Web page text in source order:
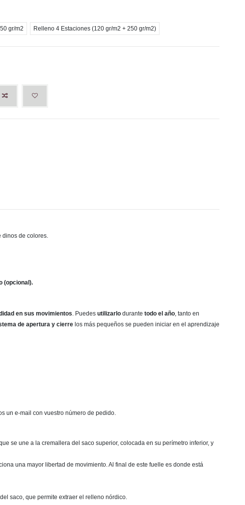
gr/m2 Relleno 4 Estaciones (120 gr/m2 + 250 gr/m2)
de colores.
(opcional).
en sus movimientos . Puedes utilizarlo durante todo el año , tanto en
de apertura y cierre los más pequeños se pueden iniciar en el aprendizaje
un e-mail con vuestro número de pedido.
se une a la cremallera del saco superior, colocada en su perímetro inferior, y
una mayor libertad de movimiento. Al final de este fuelle es donde está
saco, que permite extraer el relleno nórdico.